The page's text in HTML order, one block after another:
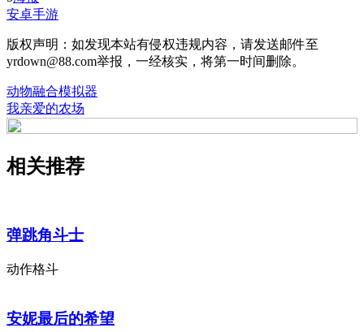
安卓手游
版权声明：如发现本站有侵权违规内容，请发送邮件至
yrdown@88.com举报，一经核实，将第一时间删除。
动物融合模拟器
我亲爱的农场
相关推荐
弹跳角斗士
动作格斗
安妮最后的希望